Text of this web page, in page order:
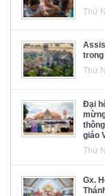
Thứ
trong
Thứ
Đại
giáo
Thứ
Gx.